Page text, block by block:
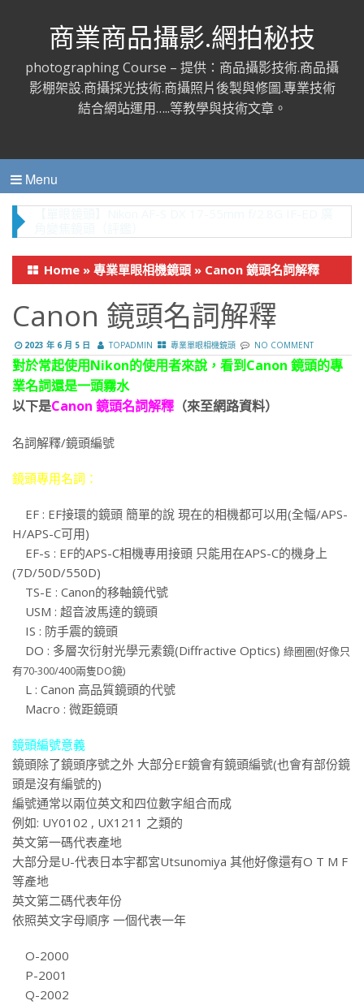
商業商品攝影.網拍秘技
photographing Course – 提供：商品攝影技術.商品攝
影棚架設.商攝採光技術.商攝照片後製與修圖.專業技術
結合網站運用…..等教學與技術文章。
Menu
Home » 專業單眼相機鏡頭 » Canon 鏡頭名詞解釋
Canon 鏡頭名詞解釋
2023 年 6 月 5 日 TOPADMIN 專業單眼相機鏡頭 NO COMMENT
對於常起使用Nikon的使用者來說，看到Canon 鏡頭的專
業名詞還是一頭霧水
以下是Canon 鏡頭名詞解釋 （來至網路資料）
名詞解釋/鏡頭編號
鏡頭專用名詞：
EF : EF接環的鏡頭 簡單的說 現在的相機都可以用(全幅/APS-
H/APS-C可用)
EF-s : EF的APS-C相機專用接頭 只能用在APS-C的機身上
(7D/50D/550D)
TS-E : Canon的移軸鏡代號
USM : 超音波馬達的鏡頭
IS : 防手震的鏡頭
DO : 多層次衍射光學元素鏡(Diffractive Optics) 綠圈圈(好像只
有70-300/400兩隻DO鏡)
L : Canon 高品質鏡頭的代號
Macro : 微距鏡頭
鏡頭編號意義
鏡頭除了鏡頭序號之外 大部分EF鏡會有鏡頭編號(也會有部份鏡
頭是沒有編號的)
編號通常以兩位英文和四位數字組合而成
例如: UY0102 , UX1211 之類的
英文第一碼代表產地
大部分是U-代表日本宇都宮Utsunomiya 其他好像還有O T M F
等產地
英文第二碼代表年份
依照英文字母順序 一個代表一年
O-2000
P-2001
Q-2002